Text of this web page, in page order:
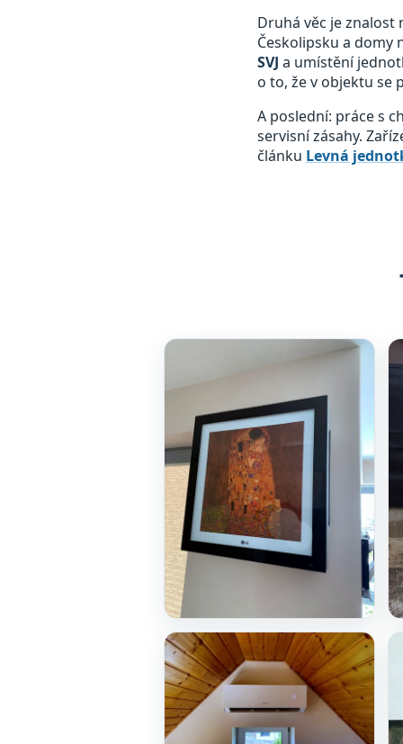
Druhá věc je znalost
Českolipsku a domy
SVJ a umístění
o to, že v objektu se
A poslední: práce s
servisní zásahy.
článku Levná